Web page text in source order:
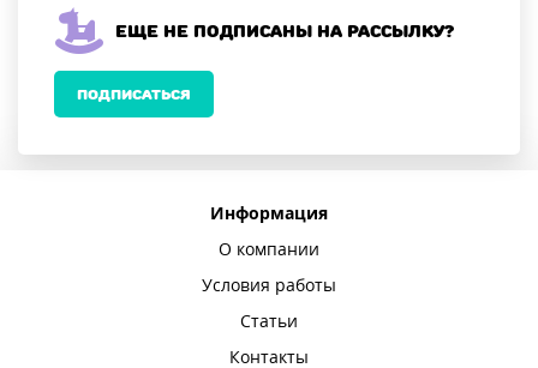
Еще не подписаны на рассылку?
ПОДПИСАТЬСЯ
Информация
О компании
Условия работы
Статьи
Контакты